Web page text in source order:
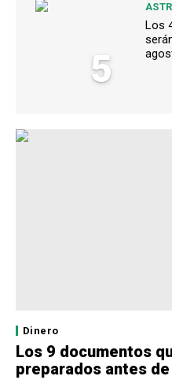
5
Los
Dinero
Los 9 documentos
preparados antes